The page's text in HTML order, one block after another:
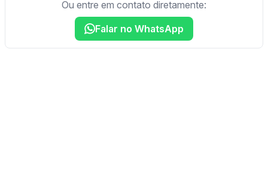
Ou entre em contato diretamente:
Falar no WhatsApp